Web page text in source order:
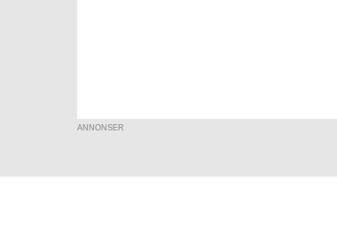
ANNONSER